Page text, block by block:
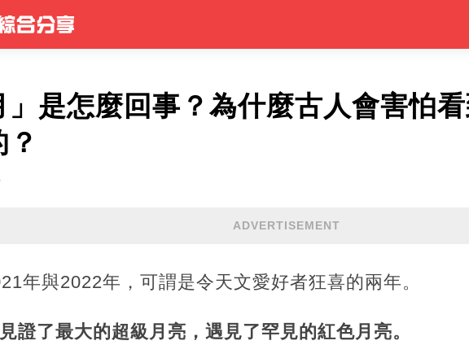
」是怎麼回事？為什麼古人會害怕
ADVERTISEMENT
年與2022年，可謂是令天文愛好者狂喜的兩年。
證了最大的超級月亮，遇見了罕見的紅色月亮。